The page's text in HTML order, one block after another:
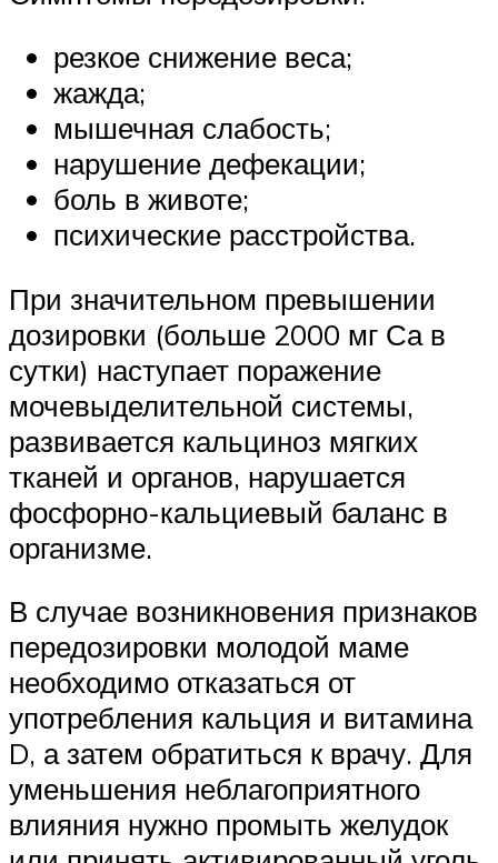
резкое снижение веса;
жажда;
мышечная слабость;
нарушение дефекации;
боль в животе;
психические расстройства.
При значительном превышении
дозировки (больше 2000 мг Са в
сутки) наступает поражение
мочевыделительной системы,
развивается кальциноз мягких
тканей и органов, нарушается
фосфорно-кальциевый баланс в
организме.
В случае возникновения признаков
передозировки молодой маме
необходимо отказаться от
употребления кальция и витамина
D, а затем обратиться к врачу. Для
уменьшения неблагоприятного
влияния нужно промыть желудок